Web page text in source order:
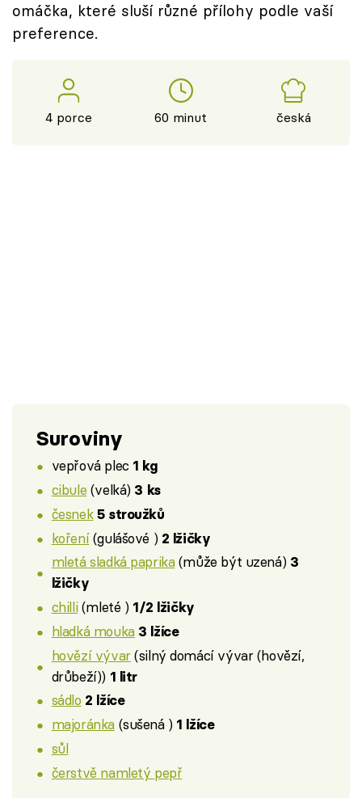
omáčka, které sluší různé přílohy podle vaší
preference.
4 porce 60 minut česká
Suroviny
vepřová plec 1 kg
cibule (velká) 3 ks
česnek 5 stroužků
koření(gulášové ) 2 lžičky
mletá sladká paprika(může být uzená) 3
lžičky
chilli(mleté ) 1/2 lžičky
hladká mouka 3 lžíce
hovězí vývar(silný domácí vývar (hovězí,
drůbeží)) 1 litr
sádlo 2 lžíce
majoránka(sušená ) 1 lžíce
sůl
čerstvě namletý pepř